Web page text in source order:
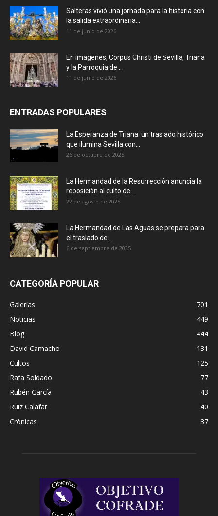
Salteras vivió una jornada para la historia con
la salida extraordinaria...
11 de junio de 2026
En imágenes, Corpus Christi de Sevilla, Triana
y la Parroquia de...
11 de junio de 2026
ENTRADAS POPULARES
La Esperanza de Triana: un traslado histórico
que ilumina Sevilla con...
26 de octubre de 2025
La Hermandad de la Resurrección anuncia la
reposición al culto de...
22 de agosto de 2025
La Hermandad de Las Aguas se prepara para
el traslado de...
6 de septiembre de 2025
CATEGORÍA POPULAR
Galerías
701
Noticias
449
Blog
444
David Camacho
131
Cultos
125
Rafa Soldado
77
Rubén García
43
Ruiz Calafat
40
Crónicas
37